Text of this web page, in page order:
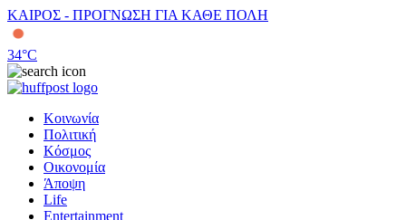
ΚΑΙΡΟΣ - ΠΡΟΓΝΩΣΗ ΓΙΑ ΚΑΘΕ ΠΟΛΗ
34°C
Κοινωνία
Πολιτική
Κόσμος
Οικονομία
Άποψη
Life
Entertainment